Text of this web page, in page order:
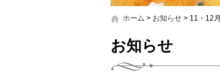
ホーム > お知らせ > 11・12
お知らせ